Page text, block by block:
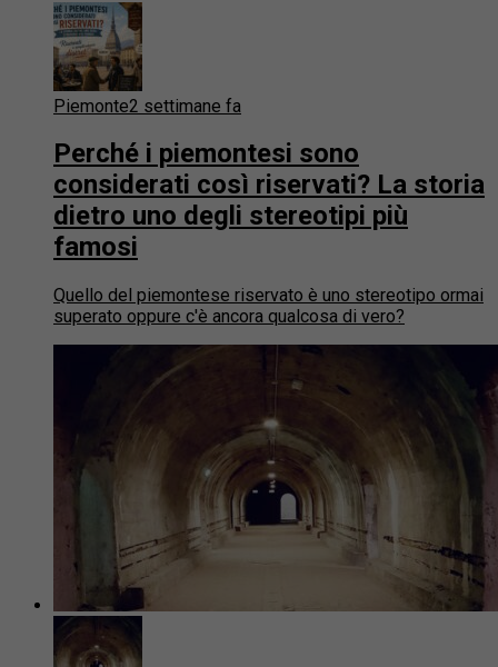
Piemonte2 settimane fa
Perché i piemontesi sono
considerati così riservati? La storia
dietro uno degli stereotipi più
famosi
Quello del piemontese riservato è uno stereotipo ormai
superato oppure c'è ancora qualcosa di vero?